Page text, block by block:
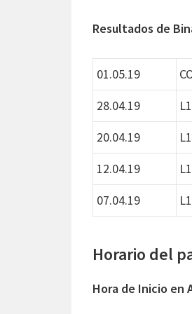
Resultados de
01.05.19
28.04.19
L1
20.04.19
L1
12.04.19
L1
07.04.19
L1
Horario del
Hora de Inicio en